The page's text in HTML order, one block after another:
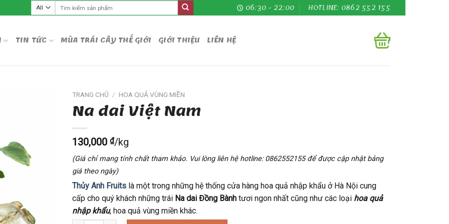
06:30 - 22:00 HOTLINE: 0862 552 155
TIN TỨC MÙA TRÁI CÂY THẾ GIỚI GIỚI THIỆU LIÊN HỆ
TRANG CHỦ / HOA QUẢ VÙNG MIỀN
Na dai Việt Nam
130,000 ₫/kg
(Giá chỉ mang tính chất tham khảo. Vui lòng liên hệ hotline: 0862552155 để được cập nhật bảng
giá theo ngày)
Thủy Anh Fruits là một trong những hệ thống cửa hàng hoa quả nhập khẩu ở Hà Nội cung
cấp cho quý khách những trái Na dai Đồng Bành tươi ngon nhất cũng như các loại hoa quả
nhập khẩu, hoa quả vùng miền khác.